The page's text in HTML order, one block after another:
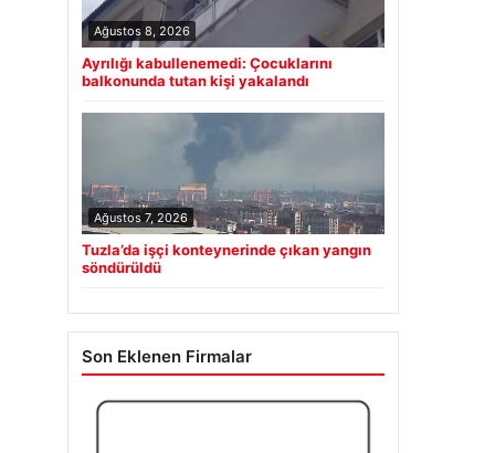
Ağustos 8, 2026
Ayrılığı kabullenemedi: Çocuklarını
balkonunda tutan kişi yakalandı
Ağustos 7, 2026
Tuzla’da işçi konteynerinde çıkan yangın
söndürüldü
Son Eklenen Firmalar